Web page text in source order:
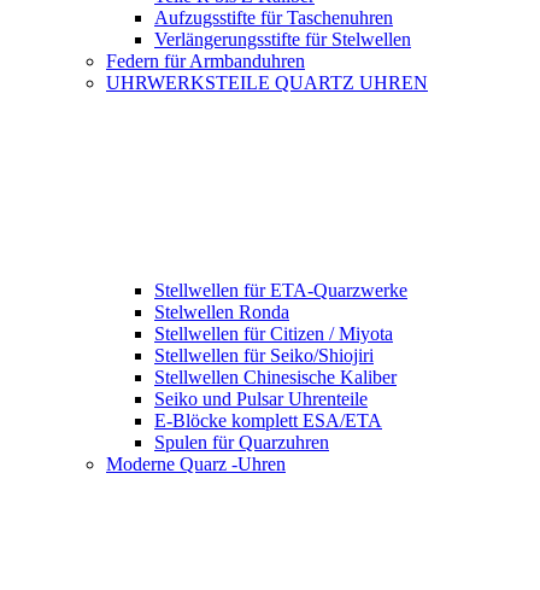
Aufzugsstifte für Taschenuhren
Verlängerungsstifte für Stelwellen
Federn für Armbanduhren
UHRWERKSTEILE QUARTZ UHREN
Stellwellen für ETA-Quarzwerke
Stelwellen Ronda
Stellwellen für Citizen / Miyota
Stellwellen für Seiko/Shiojiri
Stellwellen Chinesische Kaliber
Seiko und Pulsar Uhrenteile
E-Blöcke komplett ESA/ETA
Spulen für Quarzuhren
Moderne Quarz -Uhren